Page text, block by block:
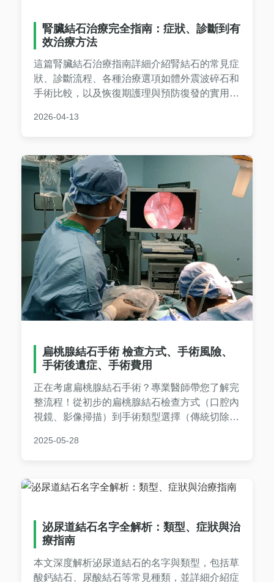
腎臟結石治療完全指南：症狀、診斷到有
效治療方法
這篇腎臟結石治療指南詳細介紹腎結石的常見症
狀、診斷流程、各種治療選項如體外震波碎石和
手術比較，以及恢復期護理與預防復發的實用建
了解治療過程，做出明智決策。適合正在尋求腎
2026-04-13
扁桃腺結石手術 檢查方式、手術風險、
手術後遺症、手術費用
正在考慮‌扁桃腺結石手術‌？專業醫師帶您了解完
整流程！從初步的‌扁桃腺結石檢查方式‌（口腔內
視鏡、影像掃描）到手術類型選擇（傳統切除
術風險‌（出血、感染機率）與長期‌扁桃腺結石手
與自費項目比較），助您評估治療方案，術前必
2025-05-28
泌尿道結石名字全解析：類型、症狀與治
療指南
本文深度解析泌尿道結石的名字與類型，包括草
酸鈣結石、尿酸結石等常見種類，並詳細介紹症